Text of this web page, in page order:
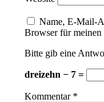
Name, E-Mail-
Browser für meinen
Bitte gib eine
dreizehn − 7 =
Kommentar *